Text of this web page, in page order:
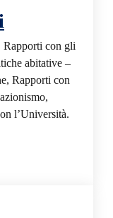
Rapporti con gli
abitative –
Rapporti con
l’Università.